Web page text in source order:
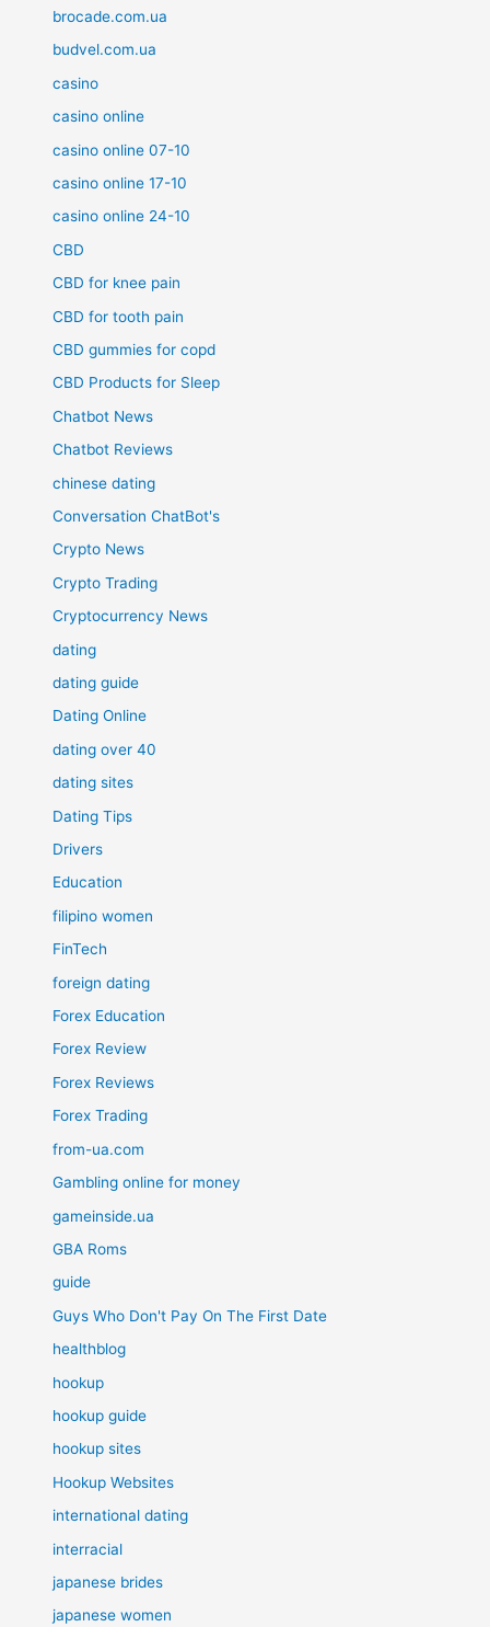
brocade.com.ua
budvel.com.ua
casino
casino online
casino online 07-10
casino online 17-10
casino online 24-10
CBD
CBD for knee pain
CBD for tooth pain
CBD gummies for copd
CBD Products for Sleep
Chatbot News
Chatbot Reviews
chinese dating
Conversation ChatBot's
Crypto News
Crypto Trading
Cryptocurrency News
dating
dating guide
Dating Online
dating over 40
dating sites
Dating Tips
Drivers
Education
filipino women
FinTech
foreign dating
Forex Education
Forex Review
Forex Reviews
Forex Trading
from-ua.com
Gambling online for money
gameinside.ua
GBA Roms
guide
Guys Who Don't Pay On The First Date
healthblog
hookup
hookup guide
hookup sites
Hookup Websites
international dating
interracial
japanese brides
japanese women